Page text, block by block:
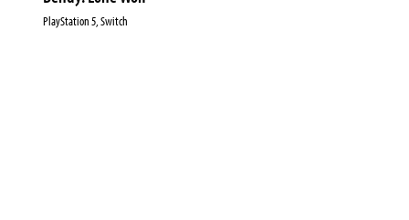
PlayStation 5, Switch